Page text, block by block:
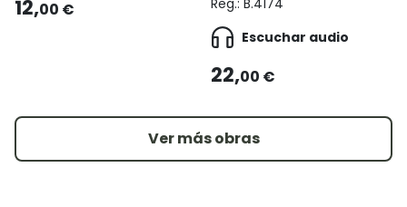
12,00 €
Escuchar audio
22,00 €
Ver más obras